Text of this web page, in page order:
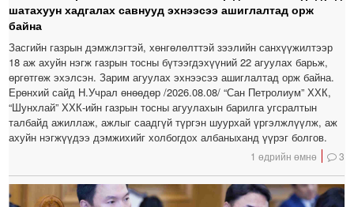
шатахуун хадгалах савнууд эхнээсээ ашиглалтад орж
байна
Засгийн газрын дэмжлэгтэй, хөнгөлөлттэй зээлийн санхүүжилтээр
18 аж ахуйн нэгж газрын тосны бүтээгдэхүүний 22 агуулах барьж,
өргөтгөж эхэлсэн. Зарим агуулах эхнээсээ ашиглалтад орж байна.
Ерөнхий сайд Н.Учрал өнөөдөр /2026.08.08/ “Сан Петролиум” ХХК,
“Шунхлай” ХХК-ийн газрын тосны агуулахын барилга угсралтын
талбайд ажиллаж, ажлыг саадгүй түргэн шуурхай үргэлжлүүлж, аж
ахуйн нэгжүүдээ дэмжихийг холбогдох албаныханд үүрэг болгов.
1 өдрийн өмнө 3